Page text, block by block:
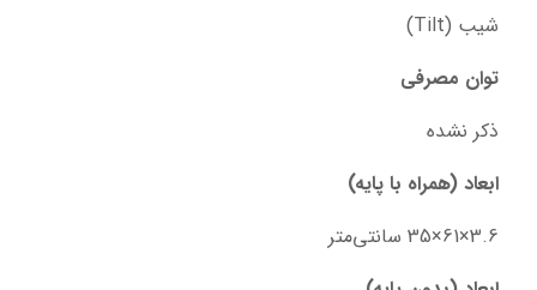
شیب (Tilt)
توان مصرفی
ذکر نشده
ابعاد (همراه با پایه)
3.6×61×35 سانتی‌متر